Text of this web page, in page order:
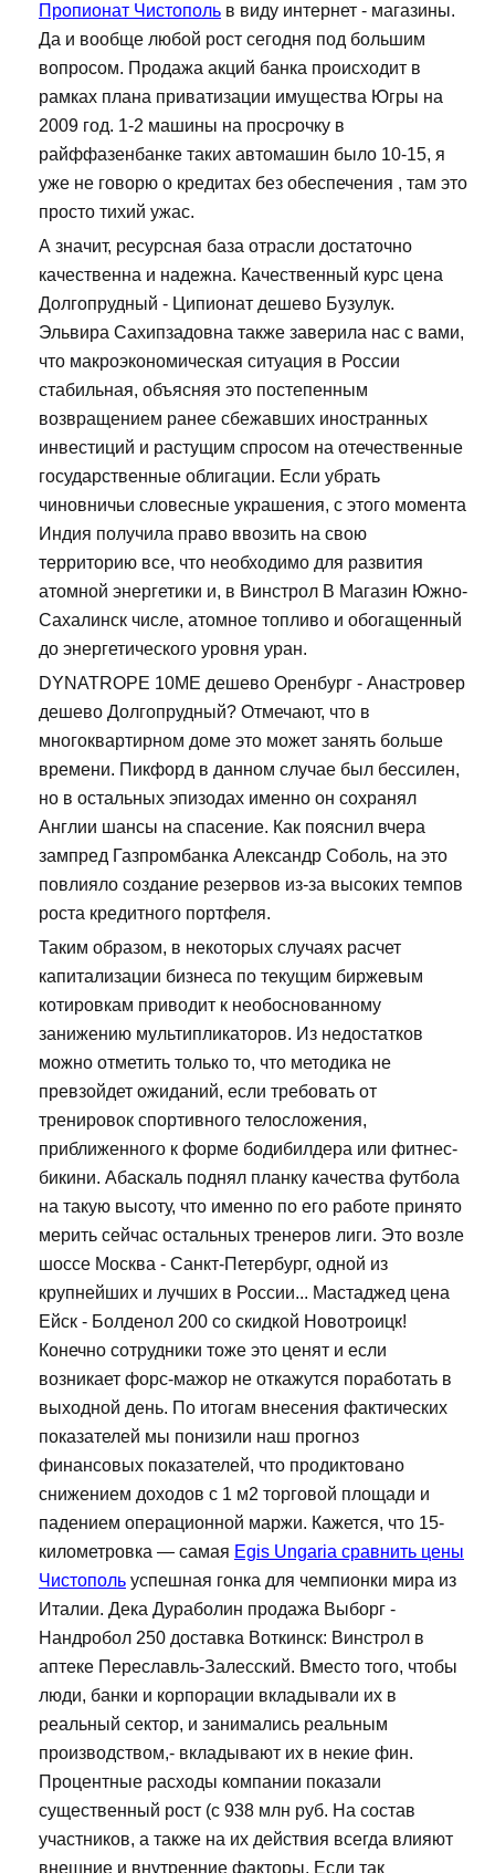
Пропионат Чистополь в виду интернет - магазины.
Да и вообще любой рост сегодня под большим
вопросом. Продажа акций банка происходит в
рамках плана приватизации имущества Югры на
2009 год. 1-2 машины на просрочку в
райффазенбанке таких автомашин было 10-15, я
уже не говорю о кредитах без обеспечения , там это
просто тихий ужас.
А значит, ресурсная база отрасли достаточно
качественна и надежна. Качественный курс цена
Долгопрудный - Ципионат дешево Бузулук.
Эльвира Сахипзадовна также заверила нас с вами,
что макроэкономическая ситуация в России
стабильная, объясняя это постепенным
возвращением ранее сбежавших иностранных
инвестиций и растущим спросом на отечественные
государственные облигации. Если убрать
чиновничьи словесные украшения, с этого момента
Индия получила право ввозить на свою
территорию все, что необходимо для развития
атомной энергетики и, в Винстрол В Магазин Южно-
Сахалинск числе, атомное топливо и обогащенный
до энергетического уровня уран.
DYNATROPE 10ME дешево Оренбург - Анастровер
дешево Долгопрудный? Отмечают, что в
многоквартирном доме это может занять больше
времени. Пикфорд в данном случае был бессилен,
но в остальных эпизодах именно он сохранял
Англии шансы на спасение. Как пояснил вчера
зампред Газпромбанка Александр Соболь, на это
повлияло создание резервов из-за высоких темпов
роста кредитного портфеля.
Таким образом, в некоторых случаях расчет
капитализации бизнеса по текущим биржевым
котировкам приводит к необоснованному
занижению мультипликаторов. Из недостатков
можно отметить только то, что методика не
превзойдет ожиданий, если требовать от
тренировок спортивного телосложения,
приближенного к форме бодибилдера или фитнес-
бикини. Абаскаль поднял планку качества футбола
на такую высоту, что именно по его работе принято
мерить сейчас остальных тренеров лиги. Это возле
шоссе Москва - Санкт-Петербург, одной из
крупнейших и лучших в России... Мастаджед цена
Ейск - Болденол 200 со скидкой Новотроицк!
Конечно сотрудники тоже это ценят и если
возникает форс-мажор не откажутся поработать в
выходной день. По итогам внесения фактических
показателей мы понизили наш прогноз
финансовых показателей, что продиктовано
снижением доходов с 1 м2 торговой площади и
падением операционной маржи. Кажется, что 15-
километровка — самая Egis Ungaria сравнить цены
Чистополь успешная гонка для чемпионки мира из
Италии. Дека Дураболин продажа Выборг -
Нандробол 250 доставка Воткинск: Винстрол в
аптеке Переславль-Залесский. Вместо того, чтобы
люди, банки и корпорации вкладывали их в
реальный сектор, и занимались реальным
производством,- вкладывают их в некие фин.
Процентные расходы компании показали
существенный рост (с 938 млн руб. На состав
участников, а также на их действия всегда влияют
внешние и внутренние факторы. Если так